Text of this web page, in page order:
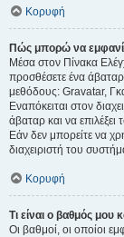
Κορυφή
Πώς μπορώ να
Μέσα στον Πίνακα
προσθέσετε ένα
μεθόδους: Gravatar,
Εναπόκειται στον
άβαταρ και να
Εάν δεν μπορείτε να
διαχειριστή του
Κορυφή
Τι είναι ο βαθμός
Οι βαθμοί, οι οποίοι